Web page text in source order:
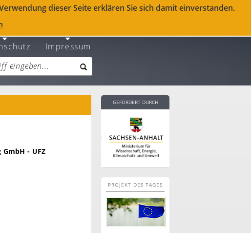
dieser Seite erklären Sie sich damit einverstanden.
Impressum
- UFZ
GEFÖRDERT DURCH
PROJEKT DES TAGES